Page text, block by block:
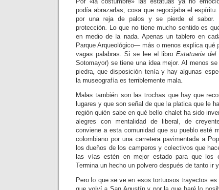
podía abrazarlas, cosa que regocijaba el
por una reja de palos y se pierde el sabor.
protección. Lo que no tiene mucho sentido es
en medio de la nada. Apenas un tablero en
Parque Arqueológico— más o menos explica qué
vagas palabras. Si se lee el libroEstatuaria del
Sotomayor) se tiene una idea mejor. Al menos
piedra, que disposición tenía y hay algunas
la museografía es terriblemente mala.
Malas también son las trochas que hay que
lugares y que son señal de que la platica que le
región quién sabe en qué bello chalet ha sido
alegres con mentalidad de liberal, de
conviene a esta comunidad que su pueblo esté
colombiano por una carretera pavimentada a
los dueños de los camperos y colectivos que
las vías estén en mejor estado para que los
Termina un hecho un polvero después de tanto ir
Pero lo que se ve en esos tortuosos trayectos